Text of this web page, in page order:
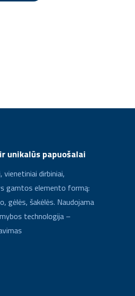
unikalūs papuošalai
dirbiniai,
gamtos elemento formą:
gėlės, šakėlės. Naudojama
technologija –